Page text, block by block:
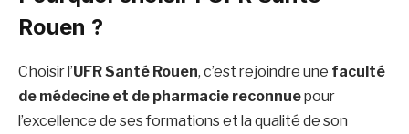
Rouen ?
Choisir l’UFR Santé Rouen, c’est rejoindre une faculté
de médecine et de pharmacie reconnuepour
l’excellence de ses formations et la qualité de son